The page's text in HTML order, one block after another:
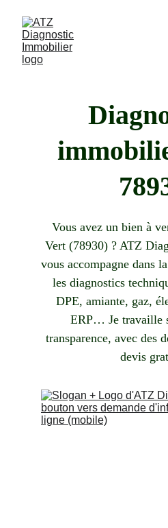
Vous avez un bien à
Vert (78930) ? ATZ
vous accompagne dans
les diagnostics
DPE, amiante, gaz,
ERP… Je travaille
transparence, avec des
devis